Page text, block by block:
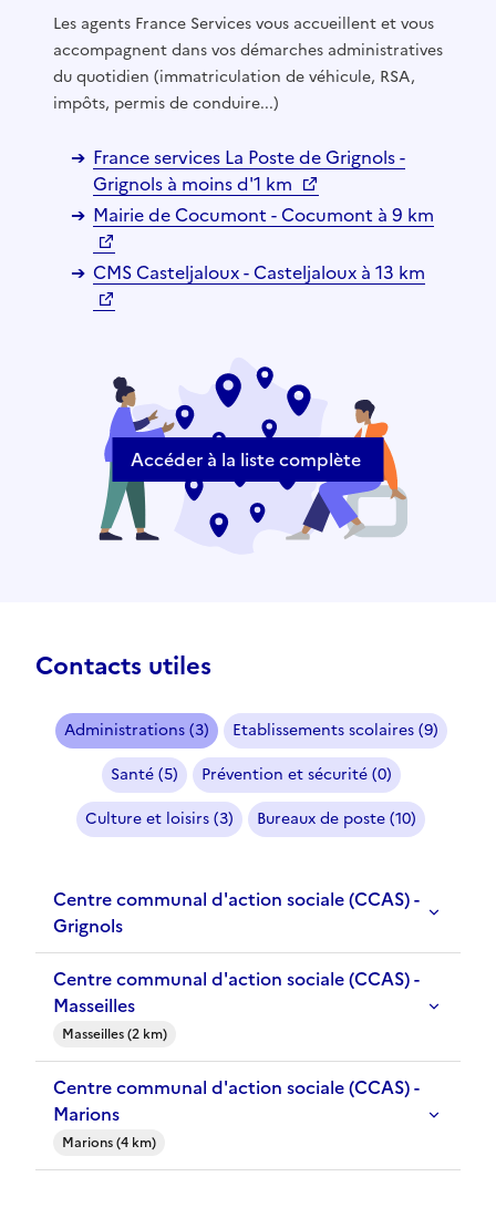
Les agents France Services vous accueillent et vous
accompagnent dans vos démarches administratives
du quotidien (immatriculation de véhicule, RSA,
impôts, permis de conduire...)
France services La Poste de Grignols -
Grignols à moins d'1 km
Mairie de Cocumont - Cocumont à 9 km
CMS Casteljaloux - Casteljaloux à 13 km
Accéder à la liste complète
Contacts utiles
Administrations (3)
Etablissements scolaires (9)
Santé (5)
Prévention et sécurité (0)
Culture et loisirs (3)
Bureaux de poste (10)
Centre communal d'action sociale (CCAS) -
Grignols
Centre communal d'action sociale (CCAS) -
Masseilles
Masseilles (2 km)
Centre communal d'action sociale (CCAS) -
Marions
Marions (4 km)